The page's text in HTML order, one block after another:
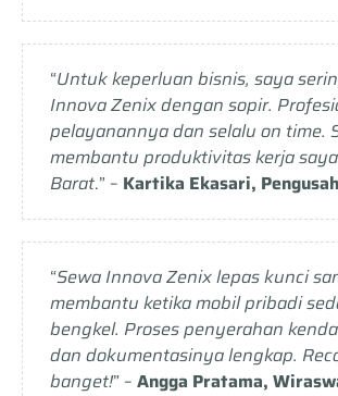
“Untuk keperluan bisnis, saya
Innova Zenix dengan sopir.
pelayanannya dan selalu on time.
membantu produktivitas kerja
Barat.” – Kartika Ekasari,
“Sewa Innova Zenix lepas kunci
membantu ketika mobil pribadi
bengkel. Proses penyerahan
dan dokumentasinya lengkap.
banget!” – Angga Pratama,